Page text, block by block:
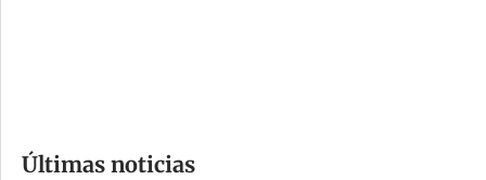
m
Últimas noticias